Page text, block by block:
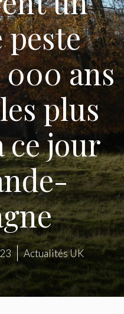
peste
000 ans
plus
ce jour
Actualités UK